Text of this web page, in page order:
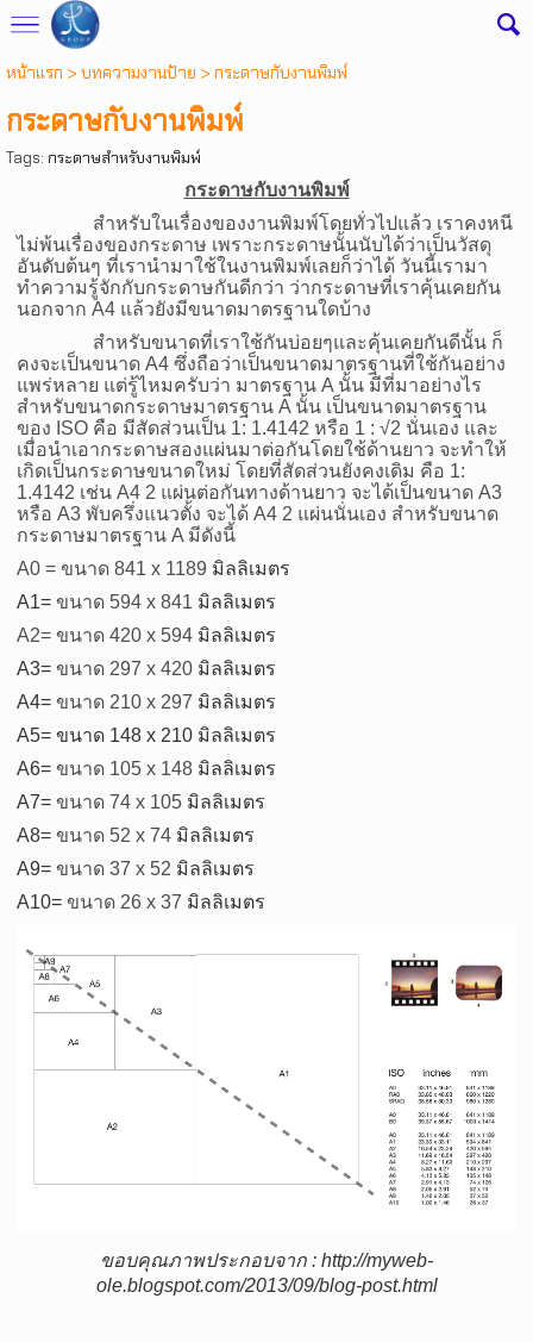
หน้าแรก > บทความงานป้าย > กระดาษกับงานพิมพ์
กระดาษกับงานพิมพ์
Tags: กระดาษสำหรับงานพิมพ์
กระดาษกับงานพิมพ์
สำหรับในเรื่องของงานพิมพ์โดยทั่วไปแล้ว เราคงหนี
ไม่พ้นเรื่องของกระดาษ เพราะกระดาษนั้นนับได้ว่าเป็นวัสดุ
อันดับต้นๆ ที่เรานำมาใช้ในงานพิมพ์เลยก็ว่าได้ วันนี้เรามา
ทำความรู้จักกับกระดาษกันดีกว่า ว่ากระดาษที่เราคุ้นเคยกัน
นอกจากA4 แล้วยังมีขนาดมาตรฐานใดบ้าง
สำหรับขนาดที่เราใช้กันบ่อยๆและคุ้นเคยกันดีนั้น ก็
คงจะเป็นขนาดA4ซึ่งถือว่าเป็นขนาดมาตรฐานที่ใช้กันอย่าง
แพร่หลาย แต่รู้ไหมครับว่า มาตรฐานA นั้น มีที่มาอย่างไร
สำหรับขนาดกระดาษมาตรฐานA นั้น เป็นขนาดมาตรฐาน
ของ ISO คือ มีสัดส่วนเป็น 1: 1.4142 หรือ 1 :√2 นั่นเอง และ
เมื่อนำเอากระดาษสองแผ่นมาต่อกันโดยใช้ด้านยาว จะทำให้
เกิดเป็นกระดาษขนาดใหม่ โดยที่สัดส่วนยังคงเดิม คือ 1:
1.4142 เช่นA4 2 แผ่นต่อกันทางด้านยาว จะได้เป็นขนาดA3
หรือA3พับครึ่งแนวตั้ง จะได้A4 2 แผ่นนั่นเอง สำหรับขนาด
กระดาษมาตรฐานA มีดังนี้
A0 =ขนาด 841 x 1189 มิลลิเมตร
A1=ขนาด 594 x 841 มิลลิเมตร
A2=ขนาด420 x 594 มิลลิเมตร
A3=ขนาด 297 x 420 มิลลิเมตร
A4=ขนาด 210 x 297 มิลลิเมตร
A5=ขนาด 148x 210 มิลลิเมตร
A6=ขนาด 105 x 148 มิลลิเมตร
A7=ขนาด74 x 105 มิลลิเมตร
A8=ขนาด 52 x 74 มิลลิเมตร
A9=ขนาด37 x 52 มิลลิเมตร
A10=ขนาด 26 x 37 มิลลิเมตร
ขอบคุณภาพประกอบจาก : http://myweb-
ole.blogspot.com/2013/09/blog-post.html